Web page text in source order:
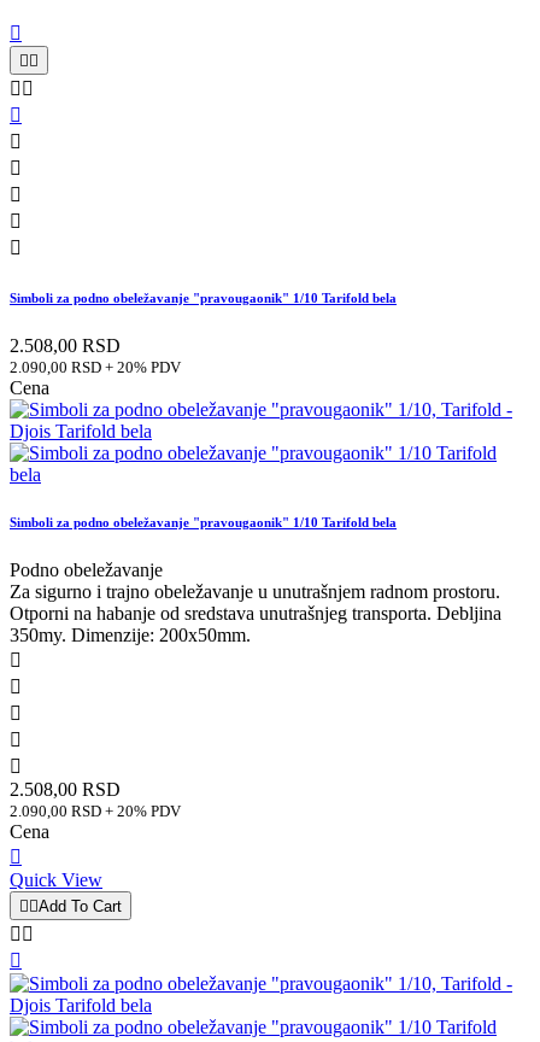


 






Simboli za podno obeležavanje "pravougaonik" 1/10 Tarifold bela
2.508,00 RSD
2.090,00 RSD + 20% PDV
Cena
Simboli za podno obeležavanje "pravougaonik" 1/10 Tarifold bela
Podno obeležavanje
Za sigurno i trajno obeležavanje u unutrašnjem radnom prostoru.
Otporni na habanje od sredstava unutrašnjeg transporta. Debljina
350my. Dimenzije: 200x50mm.





2.508,00 RSD
2.090,00 RSD + 20% PDV
Cena

Quick View
 Add To Cart
 
